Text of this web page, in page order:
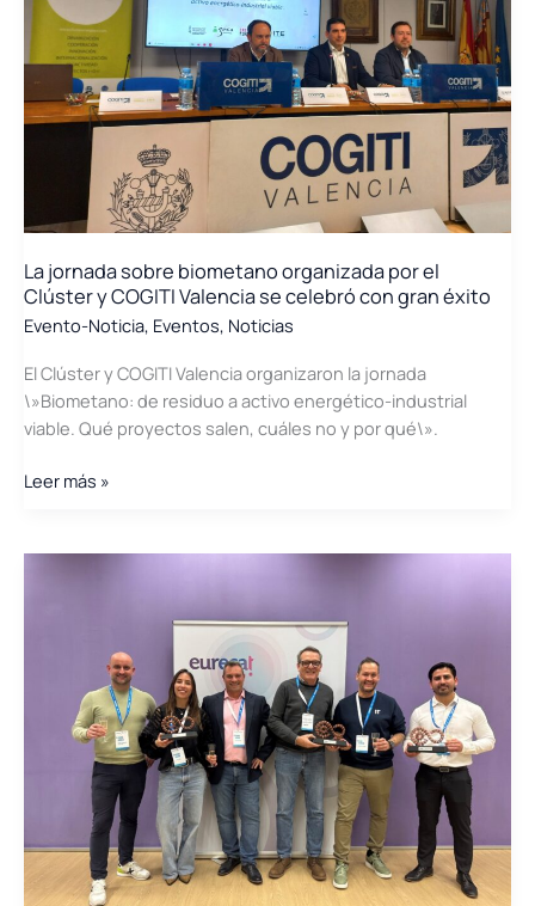
debate
\»La
industria
valenciana
revolución
de
la
IA\»
durante
feria
Forinvest
La jornada sobre biometano organizada por el
Clúster y COGITI Valencia se celebró con gran éxito
Evento-Noticia, Eventos, Noticias
El Clúster y COGITI Valencia organizaron la jornada
\»Biometano: de residuo a activo energético-industrial
viable. Qué proyectos salen, cuáles no y por qué\».
La
COGITI
éxito
Leer más »